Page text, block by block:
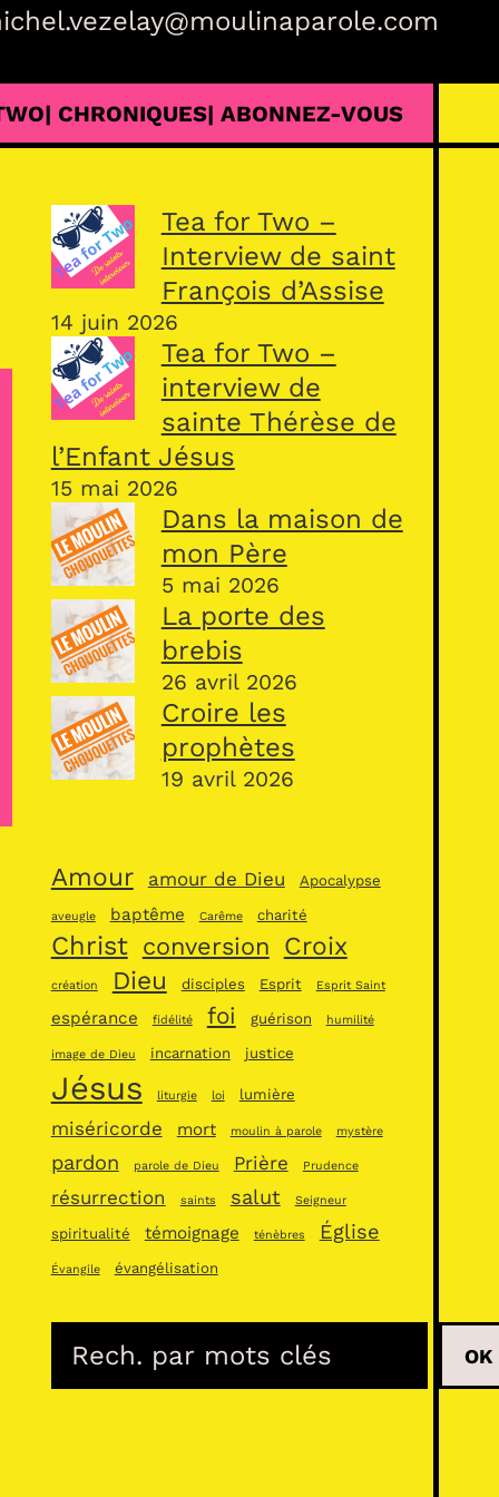
| CHRONIQUES| ABONNEZ-VOUS
Tea for Two –
Interview de saint
François d’Assise
14 juin 2026
Tea for Two –
interview de
sainte Thérèse de
l’Enfant Jésus
15 mai 2026
Dans la maison de
mon Père
5 mai 2026
La porte des
brebis
26 avril 2026
Croire les
prophètes
19 avril 2026
Amour amour de Dieu Apocalypse
aveugle baptême Carême charité
Christ conversion Croix
création Dieu disciples Esprit Esprit Saint
espérance fidélité foi guérison humilité
image de Dieu incarnation justice
Jésus liturgie loi lumière
miséricorde mort moulin à parole mystère
pardon parole de Dieu Prière Prudence
résurrection saints salut Seigneur
spiritualité témoignage ténèbres Église
Évangile évangélisation
OK